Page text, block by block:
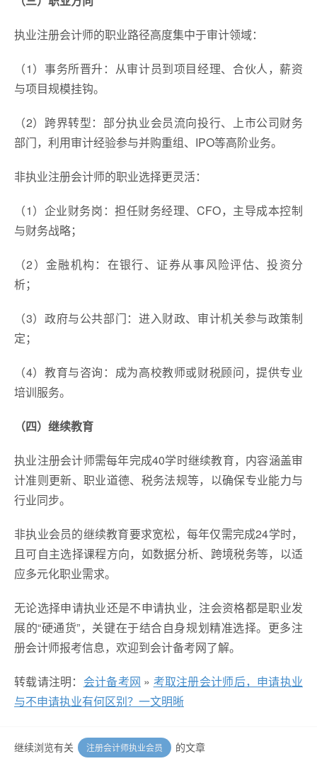
执业注册会计师的职业路径高度集中于审计领域：
（1）事务所晋升：从审计员到项目经理、合伙人，薪资
与项目规模挂钩。
（2）跨界转型：部分执业会员流向投行、上市公司财务
部门，利用审计经验参与并购重组、IPO等高阶业务。
非执业注册会计师的职业选择更灵活：
（1）企业财务岗：担任财务经理、CFO，主导成本控制
与财务战略；
（2）金融机构：在银行、证券从事风险评估、投资分
析；
（3）政府与公共部门：进入财政、审计机关参与政策制
定；
（4）教育与咨询：成为高校教师或财税顾问，提供专业
培训服务。
（四）继续教育
执业注册会计师需每年完成40学时继续教育，内容涵盖审
计准则更新、职业道德、税务法规等，以确保专业能力与
行业同步。
非执业会员的继续教育要求宽松，每年仅需完成24学时，
且可自主选择课程方向，如数据分析、跨境税务等，以适
应多元化职业需求。
无论选择申请执业还是不申请执业，注会资格都是职业发
展的“硬通货”，关键在于结合自身规划精准选择。更多注
册会计师报考信息，欢迎到会计备考网了解。
转载请注明： 会计备考网 » 考取注册会计师后，申请执业
与不申请执业有何区别？一文明晰
继续浏览有关 注册会计师执业会员 的文章